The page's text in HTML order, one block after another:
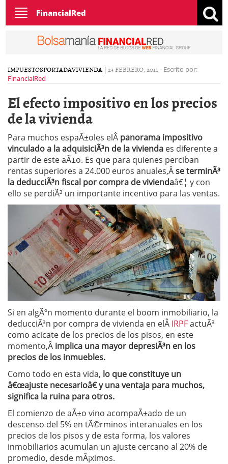
Toggle
navigation
FinancialRed
IMPUESTOSPORTADAVIVIENDA | 23 FEBRERO, 2011 - Escrito por:
FinancialRed
El efecto impositivo en los precios
de la vivienda
Para muchos espaÃ±oles elÂ panorama impositivo
vinculado a la adquisiciÃ³n de la vivienda es diferente a
partir de este aÃ±o. Es que para quienes perciban
rentas superiores a 24.000 euros anuales,Âse terminÃ³
la deducciÃ³n fiscal por compra de viviendaâ€¦ y con
ello se perdiÃ³ un importante incentivo para las ventas.
Si en algÃºn momento durante el boom inmobiliario, la
deducciÃ³n por compra de vivienda en elÂ IRPFactuÃ³
como acicate de los precios de los pisos, en este
momento,Â implica una mayor depresiÃ³n en los
precios de los inmuebles.
Como todo en esta vida, lo que constituye un
â€œajuste necesarioâ€ y una ventaja para muchos,
significa la ruina para otros.
El comienzo de aÃ±o vino acompaÃ±ado de un
descenso del 5% en tÃ©rminos interanuales en los
precios de los pisos y de esta forma, los valores
inmobiliarios acumulan un ajuste cercano al 20% de
promedio, desde mÃ¡ximos.